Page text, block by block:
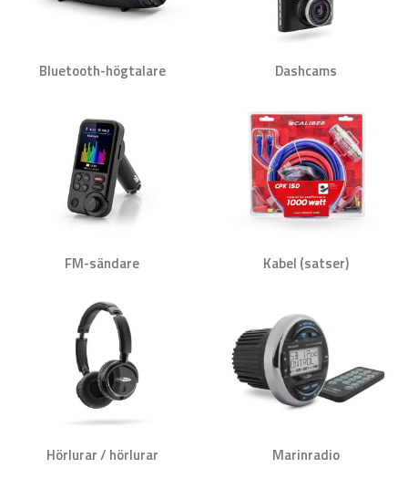
Bluetooth-högtalare Dashcams
FM-sändare Kabel (satser)
Hörlurar / hörlurar Marinradio